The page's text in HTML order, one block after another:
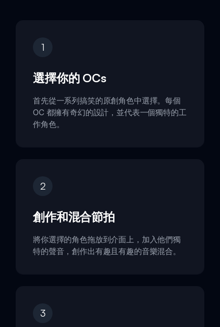
1
選擇你的 OCs
首先從一系列搞笑的原創角色中選擇。每個
OC 都擁有奇幻的設計，並代表一個獨特的工
作角色。
2
創作和混合節拍
將你選擇的角色拖放到介面上，加入他們獨
特的聲音，創作出有趣且有趣的音樂混合。
3